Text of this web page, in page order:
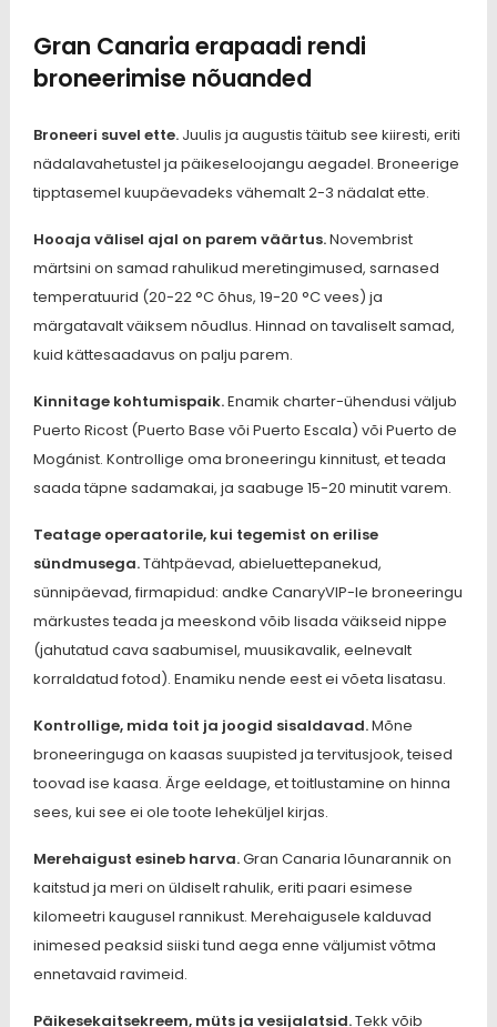
Gran Canaria erapaadi rendi
broneerimise nõuanded
Broneeri suvel ette. Juulis ja augustis täitub see kiiresti, eriti
nädalavahetustel ja päikeseloojangu aegadel. Broneerige
tipptasemel kuupäevadeks vähemalt 2-3 nädalat ette.
Hooaja välisel ajal on parem väärtus.Novembrist
märtsini on samad rahulikud meretingimused, sarnased
temperatuurid (20-22 °C õhus, 19-20 °C vees) ja
märgatavalt väiksem nõudlus. Hinnad on tavaliselt samad,
kuid kättesaadavus on palju parem.
Kinnitage kohtumispaik.Enamik charter-ühendusi väljub
Puerto Ricost (Puerto Base või Puerto Escala) või Puerto de
Mogánist. Kontrollige oma broneeringu kinnitust, et teada
saada täpne sadamakai, ja saabuge 15-20 minutit varem.
Teatage operaatorile, kui tegemist on erilise
sündmusega.Tähtpäevad, abieluettepanekud,
sünnipäevad, firmapidud: andke CanaryVIP-le broneeringu
märkustes teada ja meeskond võib lisada väikseid nippe
(jahutatud cava saabumisel, muusikavalik, eelnevalt
korraldatud fotod). Enamiku nende eest ei võeta lisatasu.
Kontrollige, mida toit ja joogid sisaldavad.Mõne
broneeringuga on kaasas suupisted ja tervitusjook, teised
toovad ise kaasa. Ärge eeldage, et toitlustamine on hinna
sees, kui see ei ole toote leheküljel kirjas.
Merehaigust esineb harva.Gran Canaria lõunarannik on
kaitstud ja meri on üldiselt rahulik, eriti paari esimese
kilomeetri kaugusel rannikust. Merehaigusele kalduvad
inimesed peaksid siiski tund aega enne väljumist võtma
ennetavaid ravimeid.
Päikesekaitsekreem, müts ja vesijalatsid.Tekk võib